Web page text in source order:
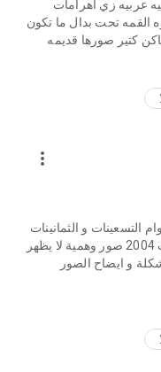
عربيه زي اهرامات
القمه تحت بدال ما تكون
كتير صورها قديمه
more_vert
التسعينات و الثمانينات
و السبعينات. اي ان الصور القديمة من تحت 2004 صور وهمية لا يظهر
و ايضاح الصور